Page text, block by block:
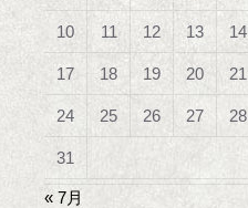
10 11 12 13 14
17 18 19 20 21
24 25 26 27 28
31
« 7月